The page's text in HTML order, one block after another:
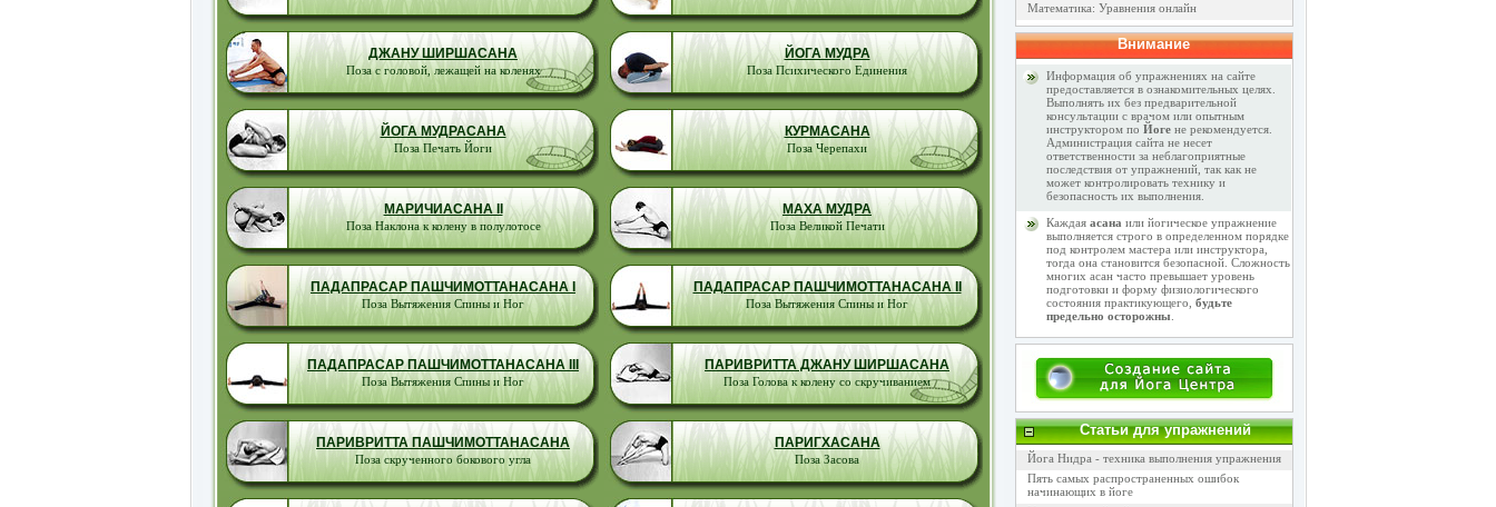
ДЖАНУ ШИРШАСАНА
Поза с головой, лежащей на коленях
ЙОГА МУДРА
Поза Психического Единения
ЙОГА МУДРАСАНА
Поза Печать Йоги
КУРМАСАНА
Поза Черепахи
МАРИЧИАСАНА II
Поза Наклона к колену в полулотосе
МАХА МУДРА
Поза Великой Печати
ПАДАПРАСАР ПАШЧИМОТТАНАСАНА I
Поза Вытяжения Спины и Ног
ПАДАПРАСАР ПАШЧИМОТТАНАСАНА II
Поза Вытяжения Спины и Ног
ПАДАПРАСАР ПАШЧИМОТТАНАСАНА III
Поза Вытяжения Спины и Ног
ПАРИВРИТТА ДЖАНУ ШИРШАСАНА
Поза Голова к колену со скручиванием
ПАРИВРИТТА ПАШЧИМОТТАНАСАНА
Поза скрученного бокового угла
ПАРИГХАСАНА
Поза Засова
Математика: Уравнения онлайн
Внимание
Информация об упражнениях на сайте
предоставляется в ознакомительных целях.
Выполнять их без предварительной
консультации с врачом или опытным
инструктором по Йогене рекомендуется.
Администрация сайта не несет
ответственности за неблагоприятные
последствия от упражнений, так как не
может контролировать технику и
безопасность их выполнения.
Каждая асана или йогическое упражнение
выполняется строго в определенном порядке
под контролем мастера или инструктора,
тогда она становится безопасной. Сложность
многих асан часто превышает уровень
подготовки и форму физиологического
состояния практикующего, будьте
предельно осторожны
Статьи для упражнений
Йога Нидра - техника выполнения упражнения
Пять самых распространенных ошибок
начинающих в йоге